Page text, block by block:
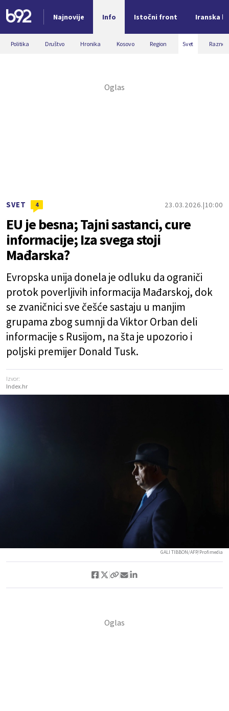
Najnovije Info Istočni front Iranska
Nova vest
Politika Društvo Hronika Kosovo Region Svet Razno
SVET 4 23.03.2026. 10:00
EU je besna; Tajni sastanci, cure
informacije; Iza svega stoji
Mađarska?
Evropska unija donela je odluku da ograniči
protok poverljivih informacija Mađarskoj, dok
se zvaničnici sve češće sastaju u manjim
grupama zbog sumnji da Viktor Orban deli
informacije s Rusijom, na šta je upozorio i
poljski premijer Donald Tusk.
Izvor:
Index.hr
GALI TIBBON/AFP/Profimedia